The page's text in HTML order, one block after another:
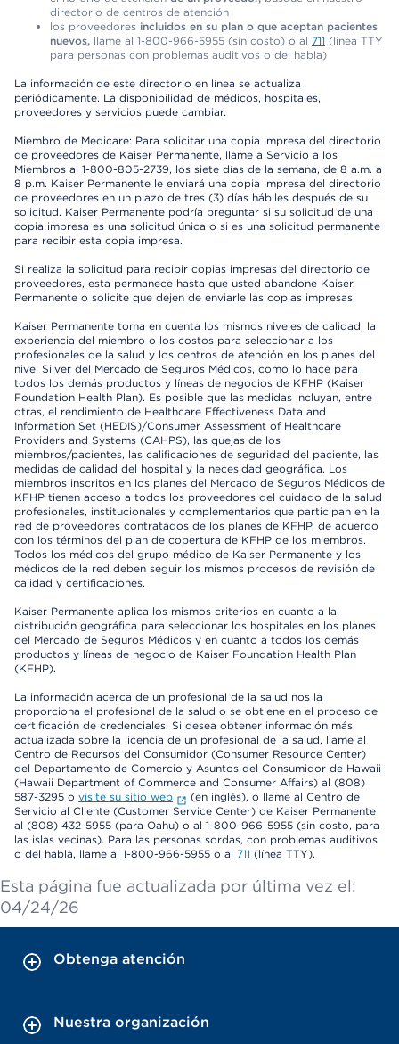
directorio de centros de atención
los proveedores incluidos en su plan o que aceptan pacientes
nuevos, llame al 1-800-966-5955 (sin costo) o al 711 (línea TTY
para personas con problemas auditivos o del habla)
La información de este directorio en línea se actualiza
periódicamente. La disponibilidad de médicos, hospitales,
proveedores y servicios puede cambiar.
Miembro de Medicare: Para solicitar una copia impresa del directorio
de proveedores de Kaiser Permanente, llame a Servicio a los
Miembros al 1-800-805-2739, los siete días de la semana, de 8 a.m. a
8 p.m. Kaiser Permanente le enviará una copia impresa del directorio
de proveedores en un plazo de tres (3) días hábiles después de su
solicitud. Kaiser Permanente podría preguntar si su solicitud de una
copia impresa es una solicitud única o si es una solicitud permanente
para recibir esta copia impresa.
Si realiza la solicitud para recibir copias impresas del directorio de
proveedores, esta permanece hasta que usted abandone Kaiser
Permanente o solicite que dejen de enviarle las copias impresas.
Kaiser Permanente toma en cuenta los mismos niveles de calidad, la
experiencia del miembro o los costos para seleccionar a los
profesionales de la salud y los centros de atención en los planes del
nivel Silver del Mercado de Seguros Médicos, como lo hace para
todos los demás productos y líneas de negocios de KFHP (Kaiser
Foundation Health Plan). Es posible que las medidas incluyan, entre
otras, el rendimiento de Healthcare Effectiveness Data and
Information Set (HEDIS)/Consumer Assessment of Healthcare
Providers and Systems (CAHPS), las quejas de los
miembros/pacientes, las calificaciones de seguridad del paciente, las
medidas de calidad del hospital y la necesidad geográfica. Los
miembros inscritos en los planes del Mercado de Seguros Médicos de
KFHP tienen acceso a todos los proveedores del cuidado de la salud
profesionales, institucionales y complementarios que participan en la
red de proveedores contratados de los planes de KFHP, de acuerdo
con los términos del plan de cobertura de KFHP de los miembros.
Todos los médicos del grupo médico de Kaiser Permanente y los
médicos de la red deben seguir los mismos procesos de revisión de
calidad y certificaciones.
Kaiser Permanente aplica los mismos criterios en cuanto a la
distribución geográfica para seleccionar los hospitales en los planes
del Mercado de Seguros Médicos y en cuanto a todos los demás
productos y líneas de negocio de Kaiser Foundation Health Plan
(KFHP).
La información acerca de un profesional de la salud nos la
proporciona el profesional de la salud o se obtiene en el proceso de
certificación de credenciales. Si desea obtener información más
actualizada sobre la licencia de un profesional de la salud, llame al
Centro de Recursos del Consumidor (Consumer Resource Center)
del Departamento de Comercio y Asuntos del Consumidor de Hawaii
(Hawaii Department of Commerce and Consumer Affairs) al (808)
587-3295 o visite su sitio web
(en inglés), o llame al Centro de
Servicio al Cliente (Customer Service Center) de Kaiser Permanente
al (808) 432-5955 (para Oahu) o al 1-800-966-5955 (sin costo, para
las islas vecinas). Para las personas sordas, con problemas auditivos
o del habla, llame al 1-800-966-5955 o al 711 (línea TTY).
Esta página fue actualizada por última vez el:
04/24/26
Obtenga atención
Nuestra organización